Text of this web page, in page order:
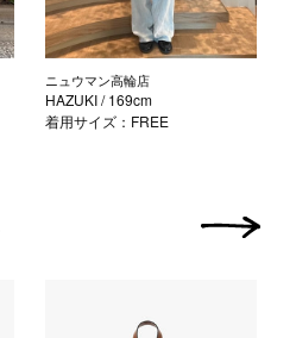
ニュウマン高輪店
HAZUKI/ 169cm
着用サイズ：FREE
次の画像